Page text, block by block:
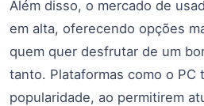
Além disso, o mercado de
em alta, oferecendo opções
quem quer desfrutar de um
tanto. Plataformas como o PC
popularidade, ao permitirem